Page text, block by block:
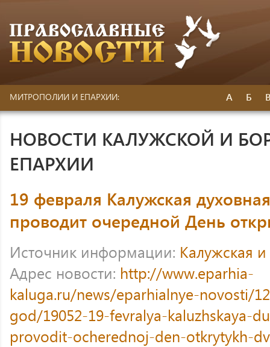
МИТРОПОЛИИ И ЕПАРХИИ: А Б
НОВОСТИ КАЛУЖСКОЙ И
ЕПАРХИИ
19 февраля Калужская
проводит очередной День
Источник информации: Калужская
Адрес новости: http://www.eparhia-
kaluga.ru/news/eparhialnye-novosti/
god/19052-19-fevralya-kaluzhskaya-
provodit-ocherednoj-den-otkrytykh-